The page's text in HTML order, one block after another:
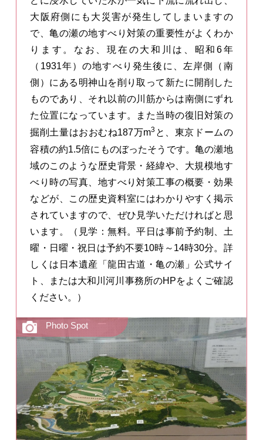
大阪府側にも大災害が発生してしまいますの
で、亀の瀬の地すべり対策の重要性がよくわか
ります。なお、現在の大和川は、昭和6年
（1931年）の地すべり発生後に、左岸側（南
側）にある明神山を削り取って新たに開削した
ものであり、それ以前の川筋からは南側にずれ
た位置になっています。また当時の復旧対策の
掘削土量はおおむね187万m3 と、東京ドームの
容積の約1.5倍にものぼったそうです。亀の瀬地
域のこのような歴史背景・経緯や、大規模地す
べり時の写真、地すべり対策工事の概要・効果
などが、この歴史資料室にはわかりやすく掲示
されていますので、ぜひ見学いただければと思
います。（見学：無料。平日は事前予約制、土
曜・日曜・祝日は予約不要10時～14時30分。詳
しくは日本遺産「龍田古道・亀の瀬」公式サイ
ト、または⼤和川河川事務所のHPをよくご確認
ください。）